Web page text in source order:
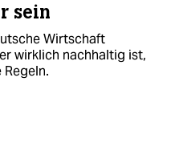
sein
Wirtschaft
wirklich nachhaltig ist,